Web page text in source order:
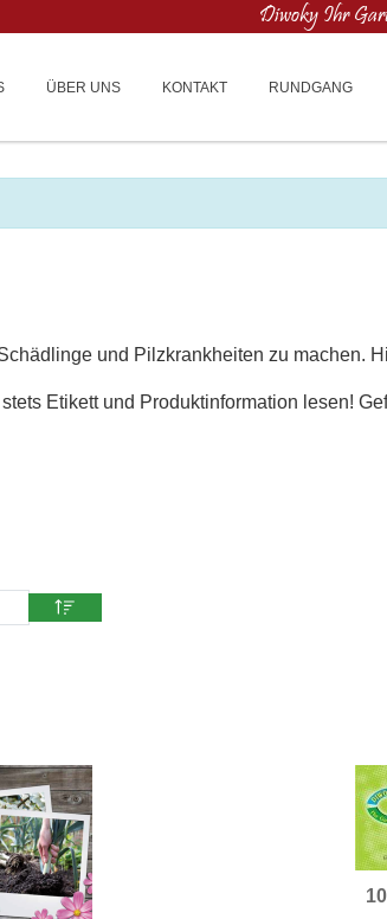
Diwoky Ihr
ÜBER UNS KONTAKT RUNDGANG
und Pilzkrankheiten zu machen.
Etikett und Produktinformation lesen!